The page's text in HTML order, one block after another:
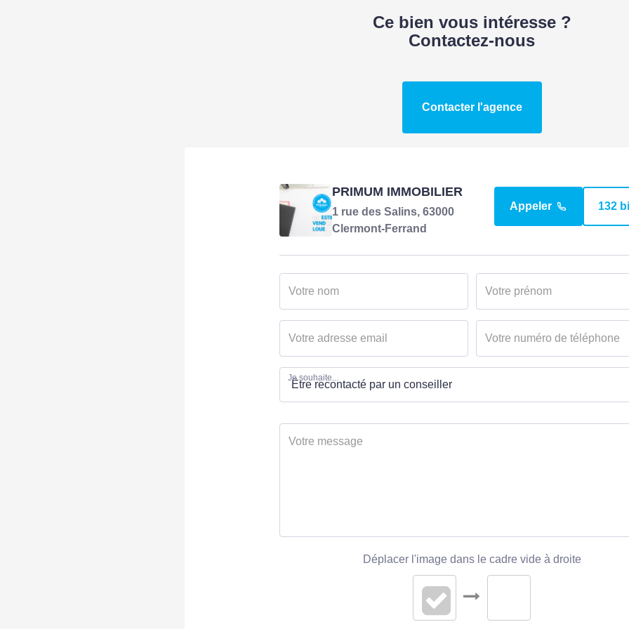
Disponibilité
Ce bien vous intéresse ?
Contactez-nous
Contacter l'agence
PRIMUM IMMOBILIER
1 rue des Salins, 63000
Clermont-Ferrand
Appeler 132
Je souhaite...
Déplacer l'image dans le cadre vide à droite